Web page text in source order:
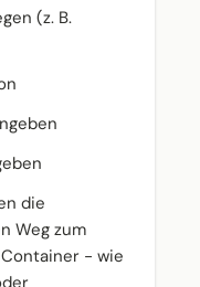
(z. B.
die
Weg zum
Container - wie